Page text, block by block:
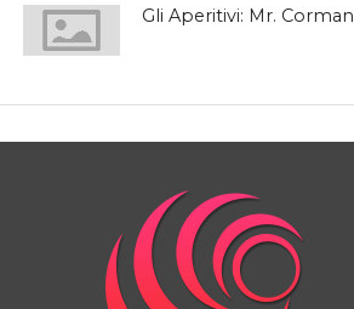
Gli Aperitivi: Mr. Corman